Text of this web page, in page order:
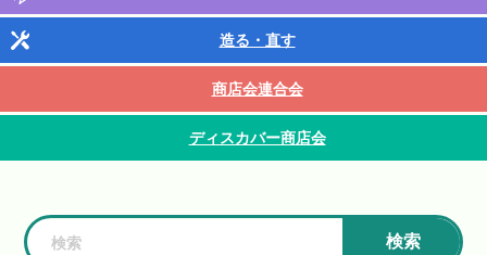
造る・直す
商店会連合会
ディスカバー商店会
検索